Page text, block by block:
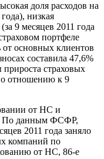
доля расходов на
низкая
9 месяцев 2011 года
портфеле
от основных клиентов
составила 47,6%
страховых
отношению к 9
от НС и
По данным ФСФР,
2011 года заняло
компаний по
от НС, 86-е